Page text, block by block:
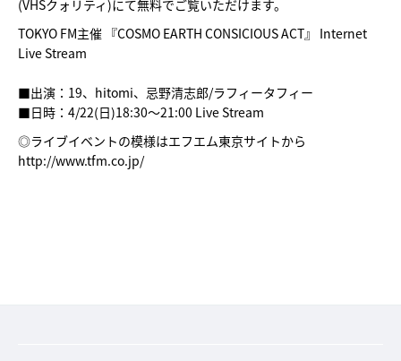
(VHSクォリティ)にて無料でご覧いただけます。
TOKYO FM主催 『COSMO EARTH CONSICIOUS ACT』 Internet
Live Stream
■出演：19、hitomi、忌野清志郎/ラフィータフィー
■日時：4/22(日)18:30～21:00 Live Stream
◎ライブイベントの模様はエフエム東京サイトから
http://www.tfm.co.jp/